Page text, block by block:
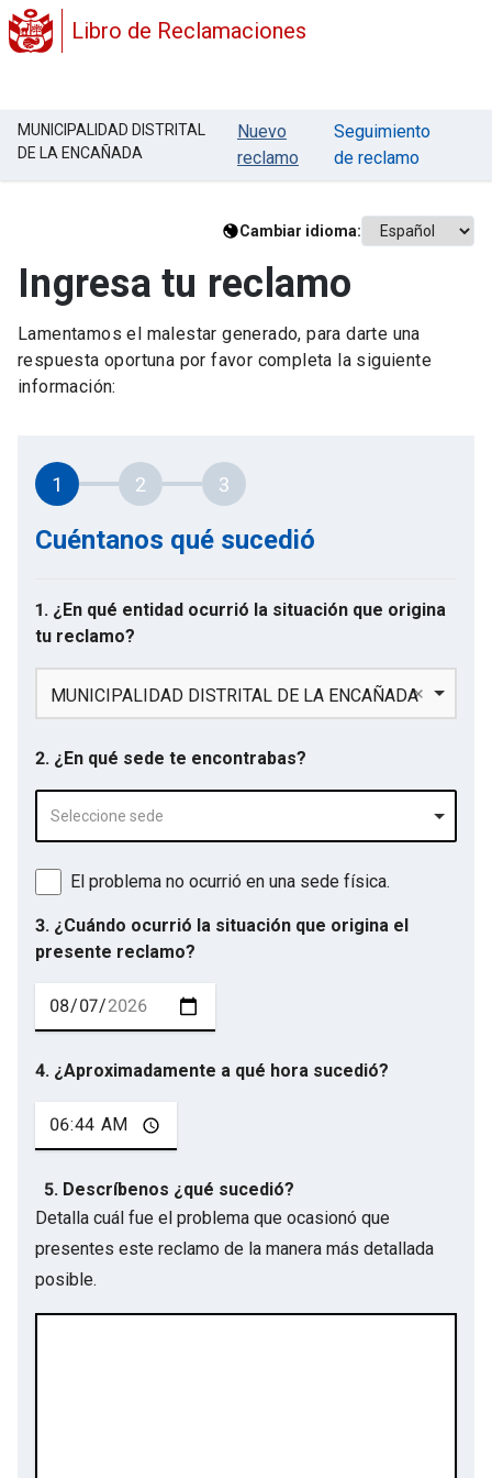
Libro de Reclamaciones
MUNICIPALIDAD DISTRITAL
DE LA ENCAÑADA
Nuevo
reclamo
Seguimiento
de reclamo
Cambiar idioma:
Ingresa tu reclamo
Lamentamos el malestar generado, para darte una
respuesta oportuna por favor completa la siguiente
información:
1 2 3
Cuéntanos qué sucedió
1. ¿En qué entidad ocurrió la situación que origina
tu reclamo?
MUNICIPALIDAD DISTRITAL DE LA ENCAÑADA
2. ¿En qué sede te encontrabas?
Seleccione sede
El problema no ocurrió en una sede física.
3. ¿Cuándo ocurrió la situación que origina el
presente reclamo?
4. ¿Aproximadamente a qué hora sucedió?
5. Descríbenos ¿qué sucedió?
Detalla cuál fue el problema que ocasionó que
presentes este reclamo de la manera más detallada
posible.